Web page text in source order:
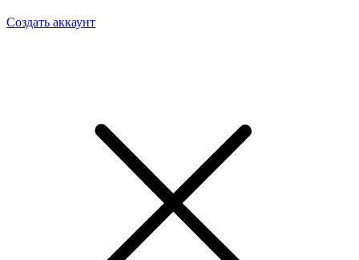
Создать аккаунт